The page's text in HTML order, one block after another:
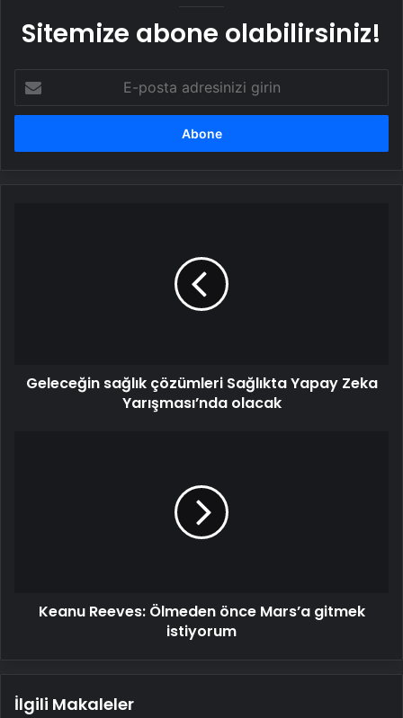
Sitemize abone olabilirsiniz!
posta
adresinizi
Geleceğin sağlık çözümleri Sağlıkta Yapay Zeka
Yarışması’nda olacak
Keanu Reeves: Ölmeden önce Mars’a gitmek
istiyorum
İlgili Makaleler